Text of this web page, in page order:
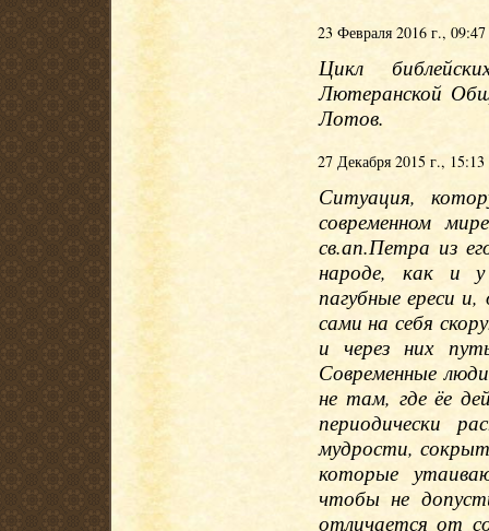
23 Февраля 2016 г., 09:47
Цикл
Лютеранской
Лотов.
27 Декабря 2015 г., 15:13
Ситуация,
современном
св.ап.Петра из
народе, как и
пагубные ереси
сами на себя
и через них
Современные
не там, где ёе
периодически
мудрости,
которые
чтобы не
отличается от